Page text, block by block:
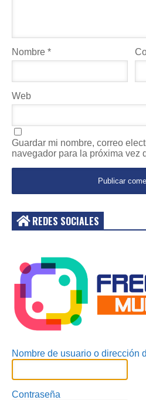
Nombre *
Web
Guardar mi nombre, correo
navegador para la próxima vez
REDES SOCIALES
Nombre de usuario o dirección
Contraseña